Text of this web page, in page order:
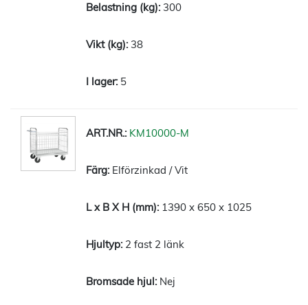
300
38
5
KM10000-M
Elförzinkad / Vit
1390 x 650 x 1025
2 fast 2 länk
Nej